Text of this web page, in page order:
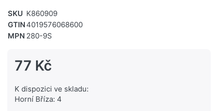
SKU K860909
GTIN 4019576068600
MPN 280-9S
77 Kč
K dispozici ve skladu:
Horní Bříza: 4